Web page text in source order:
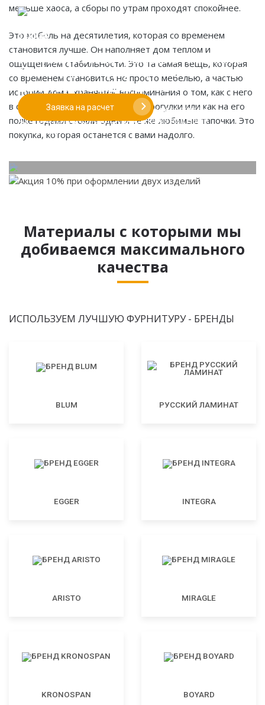
меньше хаоса, а сборы по утрам проходят спокойнее.
Это мебель на десятилетия, которая со временем
становится лучше. Он наполняет дом теплом и
ощущением стабильности. Это та самая вещь, которая
со временем становится не просто мебелью, а частью
истории дома, хранящей воспоминания о том, как с него
в спешке срывали куртки после прогулки или как на его
полке годами стояли одни и те же любимые тапочки. Это
покупка, которая останется с вами надолго.
Если у вас есть эскиз то вы можете отправить его
Заявка на расчет
При заказе от двух изделий
действует скидка до 10%
Работаем только по индивидуальным проектам.
Адаптируем лучшие идеи дизайнеров под Ваши
потребности.
Материалы с которыми мы
добиваемся максимального
качества
ИСПОЛЬЗУЕМ ЛУЧШУЮ ФУРНИТУРУ - БРЕНДЫ
BLUM РУССКИЙ ЛАМИНАТ
EGGER INTEGRA
ARISTO MIRAGLE
KRONOSPAN BOYARD